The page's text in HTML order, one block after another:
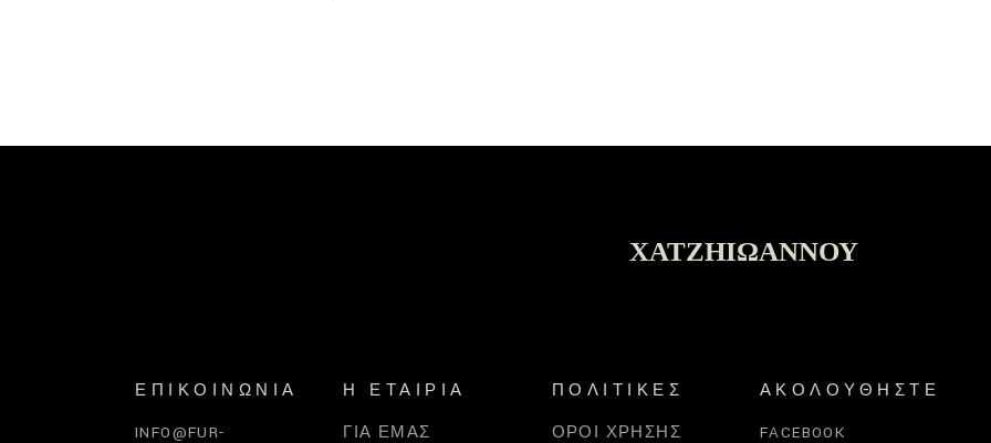
ΧΑΤΖΗΙΩΆΝΝΟΥ
ΕΠΙΚΟΙΝΩΝΊΑ
INFO@FUR-
Η ΕΤΑΙΡΊΑ
ΓΙΑ ΕΜΆΣ
ΠΟΛΙΤΙΚΈΣ
ΌΡΟΙ ΧΡΉΣΗΣ
ΑΚΟΛΟΥΘΉΣΤΕ
FACEBOOK